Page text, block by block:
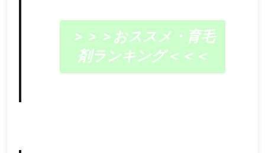
＞＞＞おススメ・育毛
剤ランキング＜＜＜